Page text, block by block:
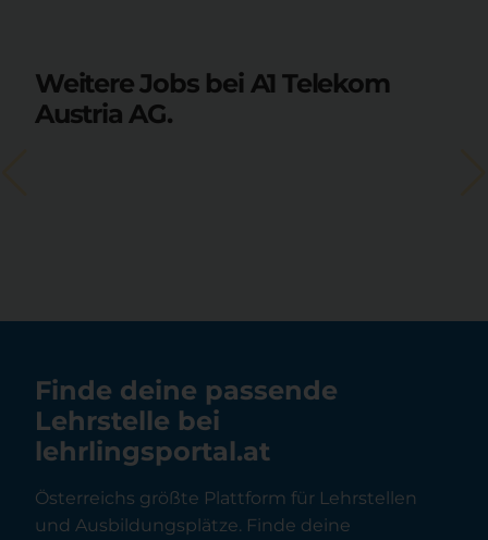
Weitere Jobs bei A1 Telekom
Austria AG.
Finde deine passende
Lehrstelle bei
lehrlingsportal.at
Österreichs größte Plattform für Lehrstellen
und Ausbildungsplätze. Finde deine